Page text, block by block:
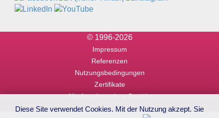
© 1996-2026
Impressum
Referenzen
Nutzungsbedingungen
Zertifikate
Alle Angaben ohne Gewähr
Diese Site verwendet Cookies. Mit der Nutzung akzept. Sie